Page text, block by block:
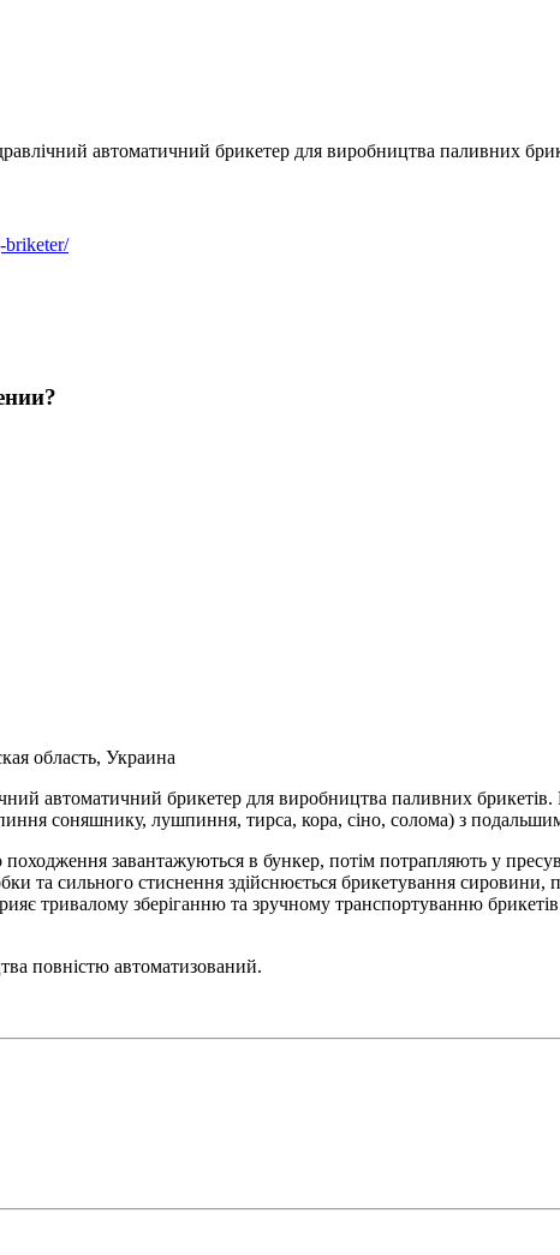
автоматичний брикетер для виробництва паливних
briketer/
область, Украина
автоматичний брикетер для виробництва паливних
соняшнику, лушпиння, тирса, кора, сіно, солома) з
завантажуються в бункер, потім потрапляють у
та сильного стиснення здійснюється брикетування
тривалому зберіганню та зручному транспортуванню
повністю автоматизований.